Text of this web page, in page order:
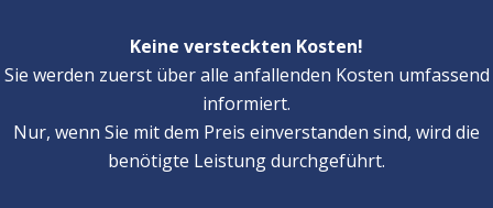
Keine versteckten Kosten!
Sie werden zuerst über alle anfallenden Kosten umfassend
informiert.
Nur, wenn Sie mit dem Preis einverstanden sind, wird die
benötigte Leistung durchgeführt.